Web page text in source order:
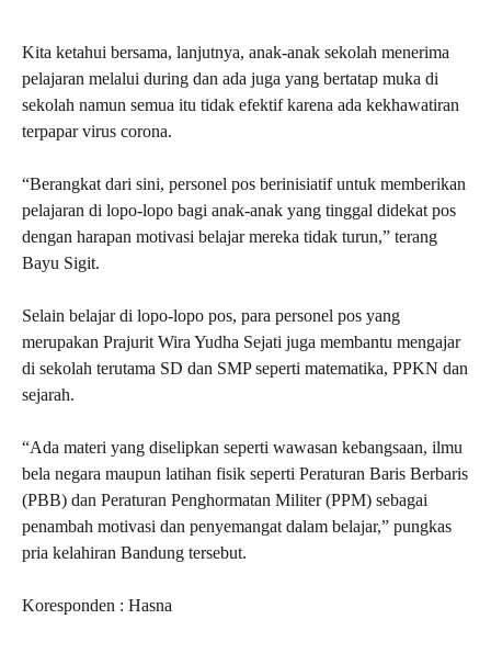
Kita ketahui bersama, lanjutnya, anak-anak sekolah menerima
pelajaran melalui during dan ada juga yang bertatap muka di
sekolah namun semua itu tidak efektif karena ada kekhawatiran
terpapar virus corona.
“Berangkat dari sini, personel pos berinisiatif untuk memberikan
pelajaran di lopo-lopo bagi anak-anak yang tinggal didekat pos
dengan harapan motivasi belajar mereka tidak turun,” terang
Bayu Sigit.
Selain belajar di lopo-lopo pos, para personel pos yang
merupakan Prajurit Wira Yudha Sejati juga membantu mengajar
di sekolah terutama SD dan SMP seperti matematika, PPKN dan
sejarah.
“Ada materi yang diselipkan seperti wawasan kebangsaan, ilmu
bela negara maupun latihan fisik seperti Peraturan Baris Berbaris
(PBB) dan Peraturan Penghormatan Militer (PPM) sebagai
penambah motivasi dan penyemangat dalam belajar,” pungkas
pria kelahiran Bandung tersebut.
Koresponden : Hasna